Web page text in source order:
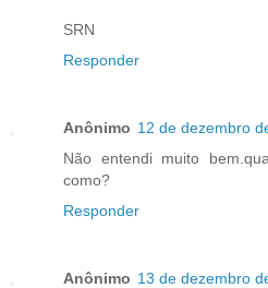
SRN
Responder
Anônimo 12 de dezembro
Não entendi muito
como?
Responder
Anônimo 13 de dezembro